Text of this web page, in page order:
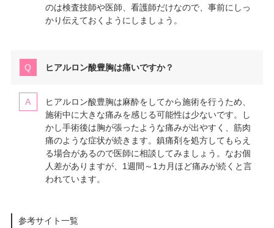
のは検査技師や医師、看護師だけなので、事前にしっ
かり伝えておくようにしましょう。
ヒアルロン酸豊胸は痛いですか？
ヒアルロン酸豊胸は麻酔をしてから施術を行うため、
施術中に大きな痛みを感じる可能性は少ないです。し
かし手術後は胸が張ったような痛みが出やすく、筋肉
痛のような症状が続きます。鎮痛剤を処方してもらえ
る場合があるので医師に相談してみましょう。なお個
人差がありますが、1週間～1カ月ほど痛みが続くと言
われています。
参考サイト一覧